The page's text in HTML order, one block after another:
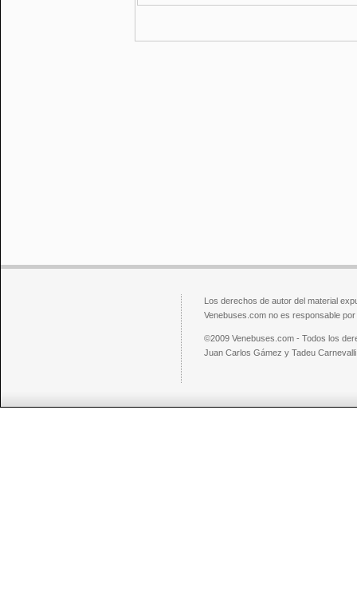
Los derechos de autor del material
Venebuses.com no es responsable
©2009 Venebuses.com - Todos los
Juan Carlos Gámez y Tadeu Carnevalli